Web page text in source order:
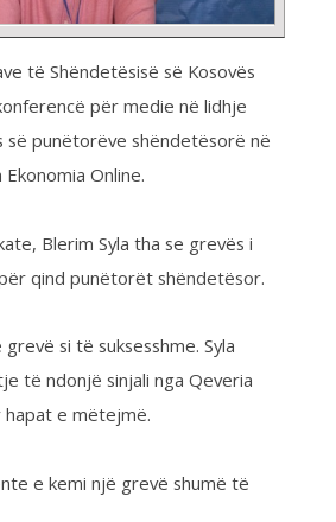
klinika të QKUK-së,
ka mungesë të gjërave